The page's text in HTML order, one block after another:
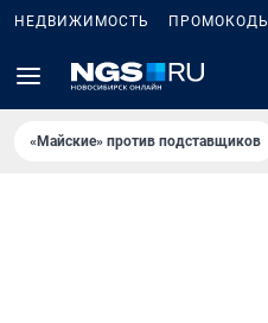
НЕДВИЖИМОСТЬ ПРОМОКОДЫ
«Майские» против подставщиков